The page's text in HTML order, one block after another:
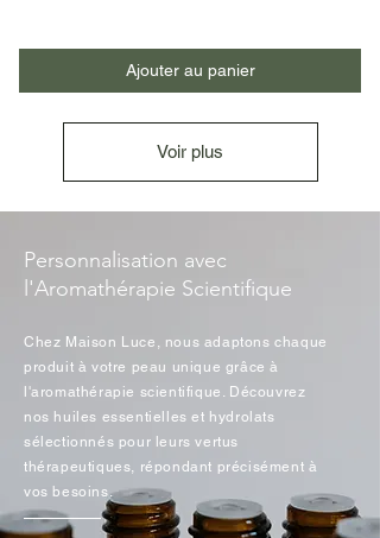
Ajouter au panier
Voir plus
Personnalisation avec
l'Aromathérapie Scientifique
Chez Maison Luce, nous adaptons chaque
produit à votre peau unique grâce à
l'aromathérapie scientifique. Découvrez
nos huiles essentielles et hydrolats
sélectionnés pour leurs vertus
thérapeutiques, répondant précisément à
vos besoins.